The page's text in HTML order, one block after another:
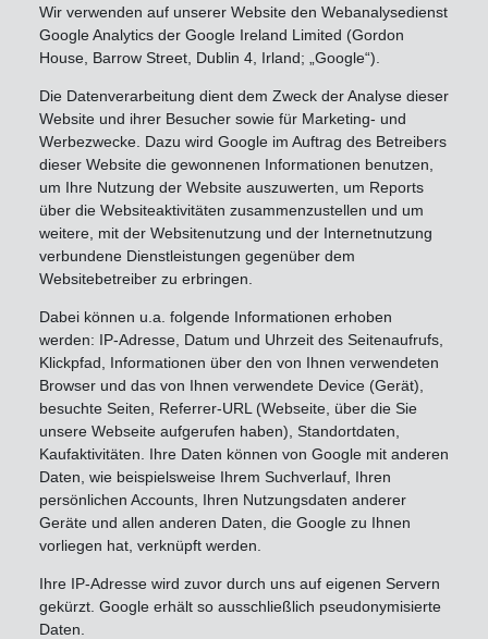
Wir verwenden auf unserer Website den Webanalysedienst
Google Analytics der Google Ireland Limited (Gordon
House, Barrow Street, Dublin 4, Irland; „Google“).
Die Datenverarbeitung dient dem Zweck der Analyse dieser
Website und ihrer Besucher sowie für Marketing- und
Werbezwecke. Dazu wird Google im Auftrag des Betreibers
dieser Website die gewonnenen Informationen benutzen,
um Ihre Nutzung der Website auszuwerten, um Reports
über die Websiteaktivitäten zusammenzustellen und um
weitere, mit der Websitenutzung und der Internetnutzung
verbundene Dienstleistungen gegenüber dem
Websitebetreiber zu erbringen.
Dabei können u.a. folgende Informationen erhoben
werden: IP-Adresse, Datum und Uhrzeit des Seitenaufrufs,
Klickpfad, Informationen über den von Ihnen verwendeten
Browser und das von Ihnen verwendete Device (Gerät),
besuchte Seiten, Referrer-URL (Webseite, über die Sie
unsere Webseite aufgerufen haben), Standortdaten,
Kaufaktivitäten. Ihre Daten können von Google mit anderen
Daten, wie beispielsweise Ihrem Suchverlauf, Ihren
persönlichen Accounts, Ihren Nutzungsdaten anderer
Geräte und allen anderen Daten, die Google zu Ihnen
vorliegen hat, verknüpft werden.
Ihre IP-Adresse wird zuvor durch uns auf eigenen Servern
gekürzt. Google erhält so ausschließlich pseudonymisierte
Daten.